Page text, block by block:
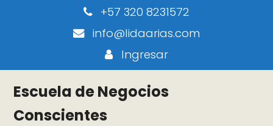
+57 320 8231572
info@lidaarias.com
Ingresar
Escuela de Negocios
Conscientes